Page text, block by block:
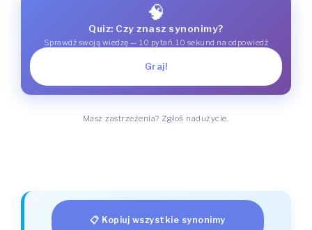
🧠
Quiz: Czy znasz synonimy?
Sprawdź swoją wiedzę — 10 pytań, 10 sekund na odpowiedź
Graj!
Masz zastrzeżenia? Zgłoś nadużycie.
📋 Kopiuj wszystkie synonimy